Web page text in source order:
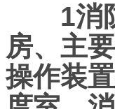
1消防
房、主
操作装